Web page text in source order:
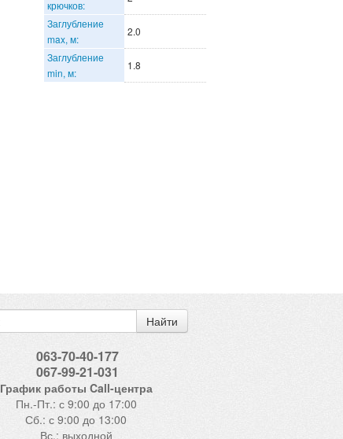
крючков:
Заглубление
max, м:
2.0
Заглубление
min, м:
1.8
Найти
063-70-40-177
067-99-21-031
График работы Call-центра
Пн.-Пт.: с 9:00 до 17:00
Сб.: с 9:00 до 13:00
Вс.: выходной